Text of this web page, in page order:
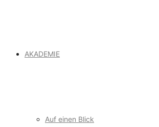
AKADEMIE
Auf einen Blick